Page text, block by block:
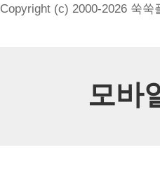
Copyright (c) 2000-2026 쑥
모바